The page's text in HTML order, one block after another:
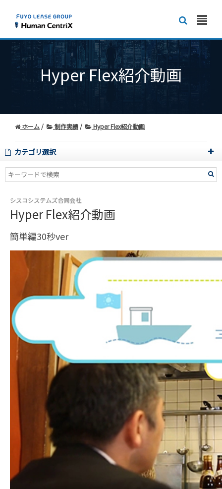
Hyper Flex紹介動画
ホーム 制作実績 Hyper Flex紹介動画
カテゴリ選択
シスコシステムズ合同会社
Hyper Flex紹介動画
簡単編30秒ver